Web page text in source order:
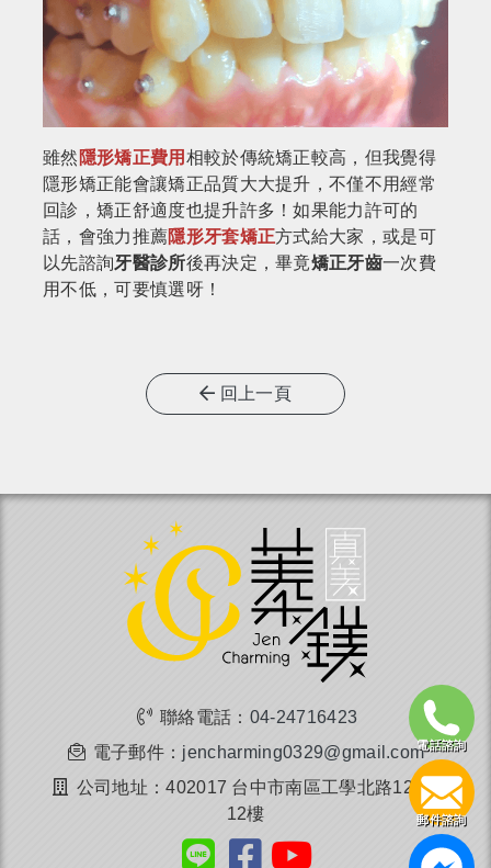
雖然 隱形矯正費用 相較於傳統矯正較高，但我覺得
隱形矯正能會讓矯正品質大大提升，不僅不用經常
回診，矯正舒適度也提升許多！如果能力許可的
話，會強力推薦隱形牙套矯正方式給大家，或是可
以先諮詢牙醫診所後再決定，畢竟矯正牙齒一次費
用不低，可要慎選呀！
回上一頁
聯絡電話： 04-24716423
電子郵件： jencharming0329@gmail.com
公司地址：402017 台中市南區工學北路122號
12樓
電話諮詢
郵件諮詢